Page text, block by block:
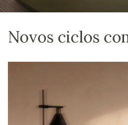
Novos ciclos